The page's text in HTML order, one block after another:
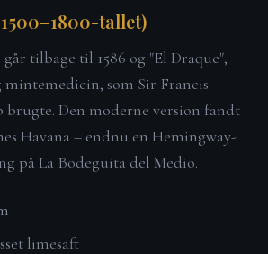
tallet)
tilbage til 1586 og "El Draque",
mintemedicin, som Sir Francis
brugte. Den moderne version fandt
Havana – endnu en Hemingway-
på La Bodeguita del Medio.
limesaft